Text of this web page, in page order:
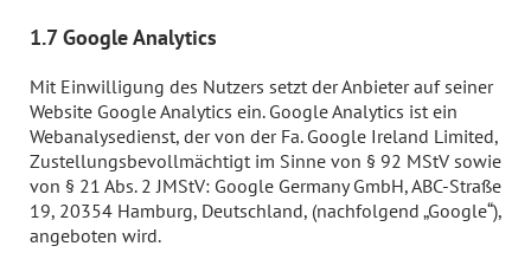
1.7 Google Analytics
Mit Einwilligung des Nutzers setzt der Anbieter auf seiner
Website Google Analytics ein. Google Analytics ist ein
Webanalysedienst, der von der Fa. Google Ireland Limited,
Zustellungsbevollmächtigt im Sinne von § 92 MStV sowie
von § 21 Abs. 2 JMStV: Google Germany GmbH, ABC-Straße
19, 20354 Hamburg, Deutschland, (nachfolgend „Google“),
angeboten wird.